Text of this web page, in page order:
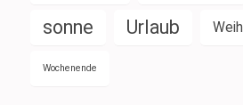
sonne Urlaub
Wochenende